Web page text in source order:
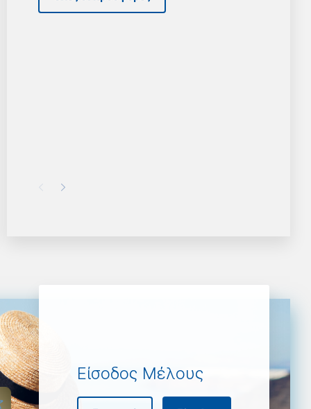
Είσοδος Μέλους